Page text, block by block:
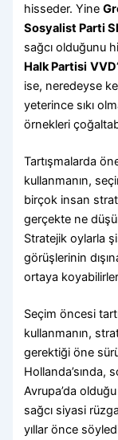
hisseder. Yine
Sosyalist Parti
sağcı olduğunu
Halk Partisi VVD
ise, neredeyse
yeterince sıkı
örnekleri
Tartışmalarda
kullanmanın,
birçok insan
gerçekte ne
Stratejik oylarla
görüşlerinin
ortaya
Seçim öncesi
kullanmanın,
gerektiği öne
Hollanda’sında,
Avrupa’da
sağcı siyasi
yıllar önce